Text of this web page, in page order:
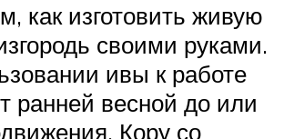
как изготовить живую
своими руками.
ивы к работе
ранней весной до или
Кору со